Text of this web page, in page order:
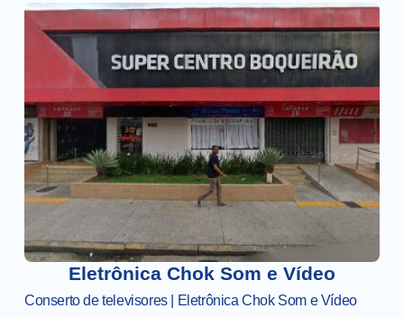
Eletrônica Chok Som e Vídeo
Conserto de televisores | Eletrônica Chok Som e Vídeo